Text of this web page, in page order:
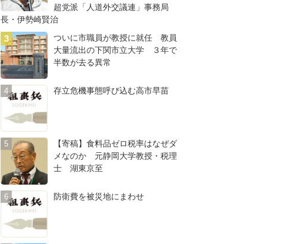
超党派「人道外交議連」事務局
長・伊勢崎賢治
ついに市職員が教授に就任 教員
大量流出の下関市立大学 ３年で
半数が去る異常
存立危機事態呼び込む高市早苗
【寄稿】食料品ゼロ税率はなぜダ
メなのか 元静岡大学教授・税理
士 湖東京至
防衛費を被災地にまわせ